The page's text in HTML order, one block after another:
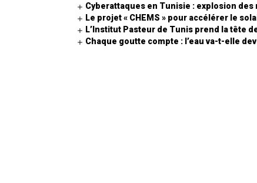
Cyberattaques en Tunisie : explosion
Le projet « CHEMS » pour accélérer le
L’Institut Pasteur de Tunis prend la tête
Chaque goutte compte : l’eau va-t-elle